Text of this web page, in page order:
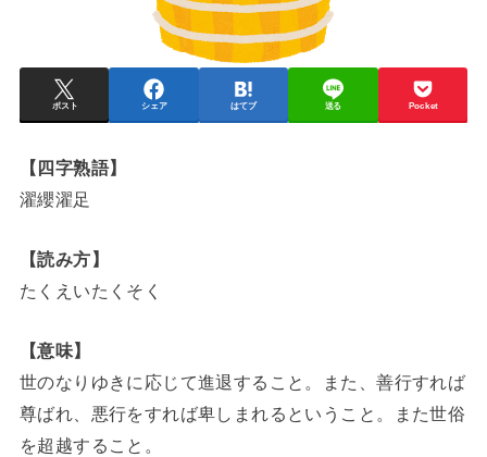
ポスト シェア はてブ 送る Pocket
【四字熟語】
濯纓濯足
【読み方】
たくえいたくそく
【意味】
世のなりゆきに応じて進退すること。また、善行すれば
尊ばれ、悪行をすれば卑しまれるということ。また世俗
を超越すること。